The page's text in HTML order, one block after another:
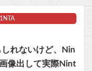
れないけど、Nin
像出して実際Nint